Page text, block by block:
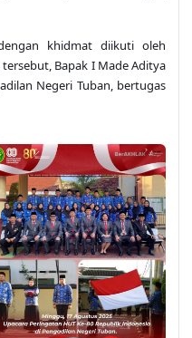
khidmat diikuti oleh
Bapak I Made Aditya
Negeri Tuban, bertugas